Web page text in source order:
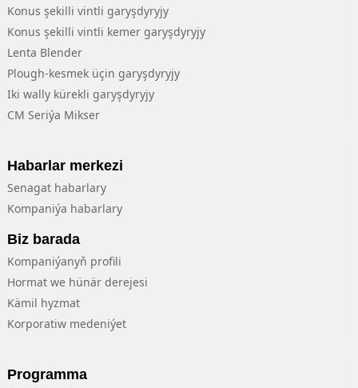
Konus şekilli vintli garyşdyryjy
Konus şekilli vintli kemer garyşdyryjy
Lenta Blender
Plough-kesmek üçin garyşdyryjy
Iki wally kürekli garyşdyryjy
CM Seriýa Mikser
Habarlar merkezi
Senagat habarlary
Kompaniýa habarlary
Biz barada
Kompaniýanyň profili
Hormat we hünär derejesi
Kämil hyzmat
Korporatiw medeniýet
Programma